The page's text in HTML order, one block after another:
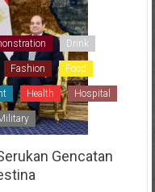
Drink
Fashion Food
Health Hospital
Gencatan